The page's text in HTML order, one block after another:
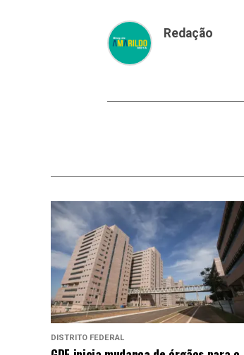
Redação
DISTRITO FEDERAL